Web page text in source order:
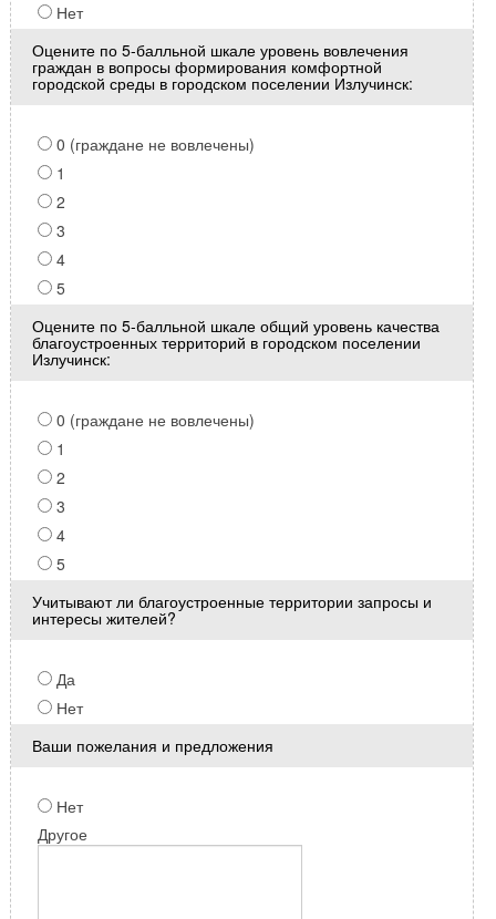
Нет
Оцените по 5-балльной шкале уровень вовлечения
граждан в вопросы формирования комфортной
городской среды в городском поселении Излучинск:
0 (граждане не вовлечены)
1
2
3
4
5
Оцените по 5-балльной шкале общий уровень качества
благоустроенных территорий в городском поселении
Излучинск:
0 (граждане не вовлечены)
1
2
3
4
5
Учитывают ли благоустроенные территории запросы и
интересы жителей?
Да
Нет
Ваши пожелания и предложения
Нет
Другое